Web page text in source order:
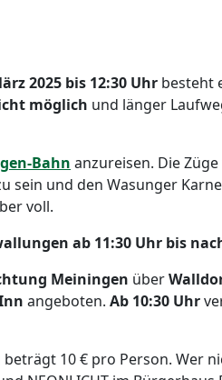
2025 bis 12:30 Uhr besteht
möglich und länger
Bahn anzureisen. Die
sein und den Wasunger
voll.
ab 11:30 Uhr bis
Meiningen über
angeboten. Ab 10:30 Uhr
10 € pro Person. Wer